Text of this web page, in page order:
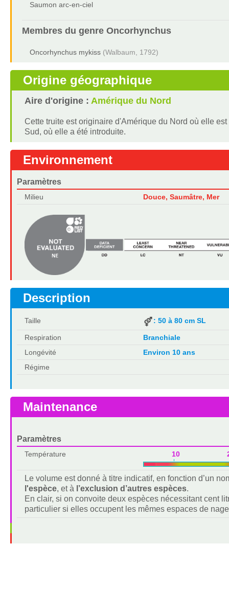
Saumon arc-en-ciel
Membres du genre Oncorhynchus
Oncorhynchus mykiss (Walbaum, 1792)
Origine géographique
Aire d'origine : Amérique du Nord
Cette truite est originaire d'Amérique du Nord où elle
Sud, où elle a été introduite.
Environnement
Paramètres
Milieu Douce, Saumâtre, Mer
Description
Taille : 50 à 80 cm SL
Respiration
Branchiale
Longévité
Environ 10 ans
Régime
Maintenance
Paramètres
Température 10
Le volume est donné à titre indicatif, en fonction d’un
l'espèce, et à l’exclusion d’autres espèces.
En clair, si on convoite deux espèces nécessitant cent
particulier si elles occupent les mêmes espaces de